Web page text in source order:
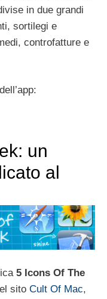
in due grandi
sortilegi e
controfatture e
un
al
5 Icons Of The
sito Cult Of Mac,